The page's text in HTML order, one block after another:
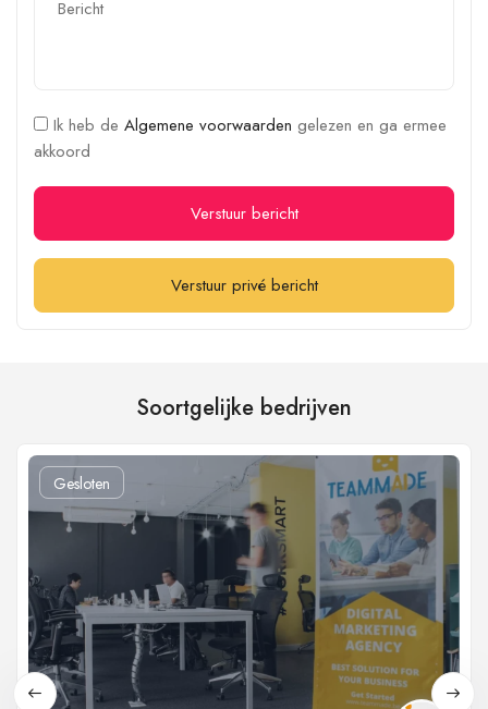
Ik heb de Algemene voorwaarden gelezen en ga ermee
akkoord
Verstuur bericht
Verstuur privé bericht
Soortgelijke bedrijven
Gesloten